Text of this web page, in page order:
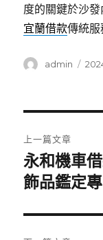
度的關鍵於沙
宜蘭借款傳統
作
admin
發
章
導
覽
上一篇文章
上
一
文
章:
永和機車
飾品鑑定